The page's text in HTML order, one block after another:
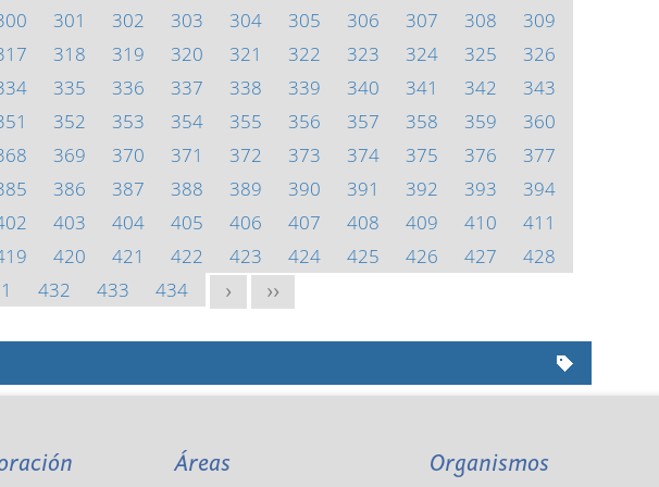
301 302 303 304 305 306 307 308
309
318 319 320 321 322 323 324 325
326
335 336 337 338 339 340 341 342
343
352 353 354 355 356 357 358 359
360
369 370 371 372 373 374 375 376
377
386 387 388 389 390 391 392 393
394
403 404 405 406 407 408 409 410
411
420 421 422 423 424 425 426 427
428
432 433 434 > >>
Áreas Organismos